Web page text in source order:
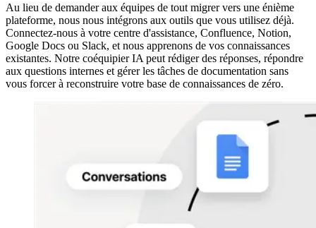
Au lieu de demander aux équipes de tout migrer vers une énième
plateforme, nous nous intégrons aux outils que vous utilisez déjà.
Connectez-nous à votre centre d'assistance, Confluence, Notion,
Google Docs ou Slack, et nous apprenons de vos connaissances
existantes. Notre coéquipier IA peut rédiger des réponses, répondre
aux questions internes et gérer les tâches de documentation sans
vous forcer à reconstruire votre base de connaissances de zéro.